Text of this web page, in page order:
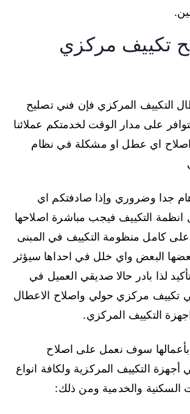
تكييف مركزي
التكييف المركزي فإن فني تصليح
على مدار الوقت لخدمتكم عملائنا
اي عطل او مشكلة في نظام
جدا وضروري وإذا صادفتكم اي
التكييف فيجب مباشرة اصلاحها
على كامل منظومة التكييف في المبنى
البعض واي خلل في احداها سيؤثر
لذا بادر حالا صديقي العميل في
مركزي حولي واصلاح الاعطال
التكييف المركزي.
بأعمالها سوف نعمل على اصلاح
أجهزة التكييف المركزية ولكافة انواع
السكنية والخدمية ومن ذلك: